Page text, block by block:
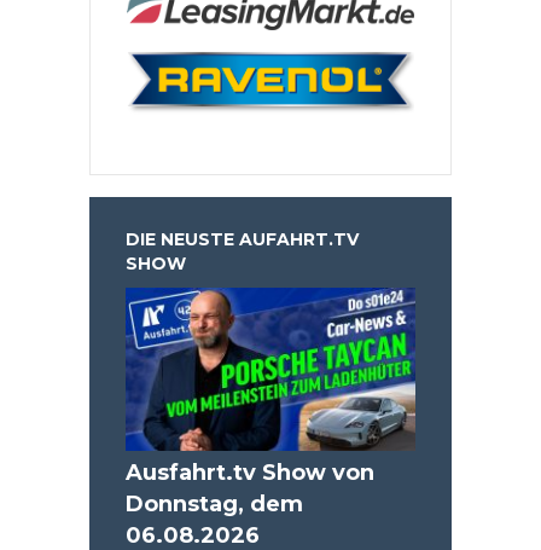
DIE NEUSTE AUFAHRT.TV
SHOW
Ausfahrt.tv Show von
Donnstag, dem
06.08.2026